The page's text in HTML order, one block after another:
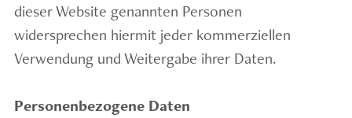
dieser Website genannten Personen
widersprechen hiermit jeder kommerziellen
Verwendung und Weitergabe ihrer Daten.
Personenbezogene Daten